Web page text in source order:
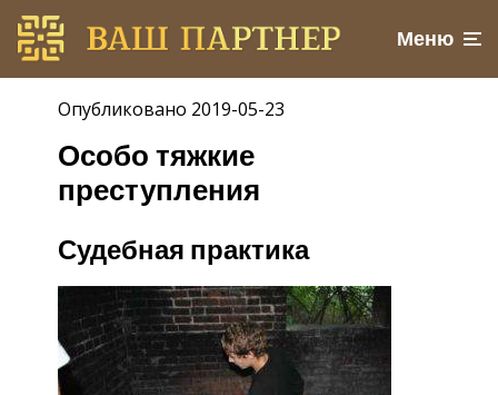
Меню
Опубликовано 2019-05-23
Особо тяжкие
преступления
Судебная практика